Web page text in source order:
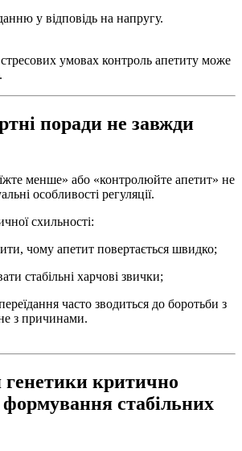
у відповідь на напругу.
умовах контроль апетиту може
поради не завжди
менше» або «контролюйте апетит» не
особливості регуляції.
схильності:
чому апетит повертається швидко;
стабільні харчові звички;
часто зводиться до боротьби з
з причинами.
критично
стабільних